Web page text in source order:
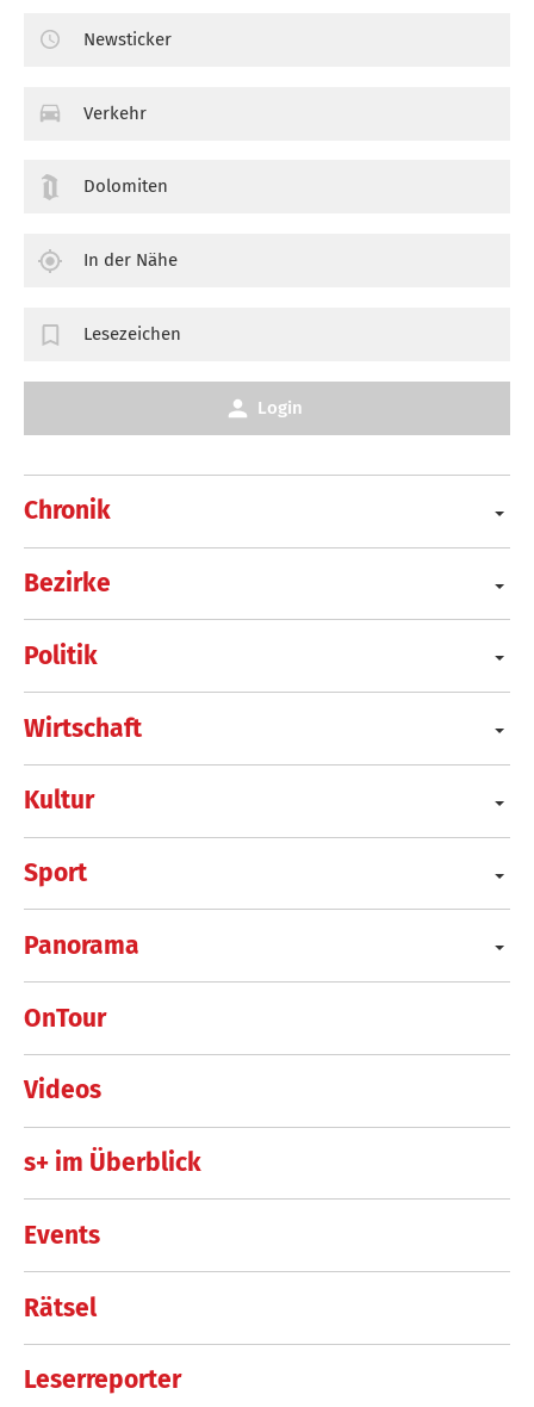
Chronik
Bezirke
Politik
Wirtschaft
Kultur
Sport
Panorama
OnTour
Videos
s+ im Überblick
Events
Rätsel
Leserreporter
Newsticker
Verkehr
Dolomiten
In der Nähe
Lesezeichen
Login